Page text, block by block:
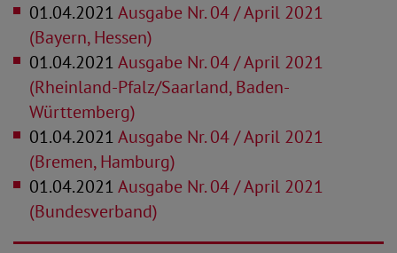
01.04.2021Ausgabe Nr. 04 / April 2021
(Bayern, Hessen)
01.04.2021Ausgabe Nr. 04 / April 2021
(Rheinland-Pfalz/Saarland, Baden-
Württemberg)
01.04.2021Ausgabe Nr. 04 / April 2021
(Bremen, Hamburg)
01.04.2021Ausgabe Nr. 04 / April 2021
(Bundesverband)